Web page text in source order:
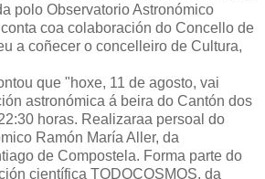
polo Observatorio Astronómico
coa colaboración do Concello de
a coñecer o concelleiro de Cultura,
que "hoxe, 11 de agosto, vai
astronómica á beira do Cantón dos
horas. Realizaraa persoal do
Ramón María Aller, da
de Compostela. Forma parte do
científica TODOCOSMOS, da